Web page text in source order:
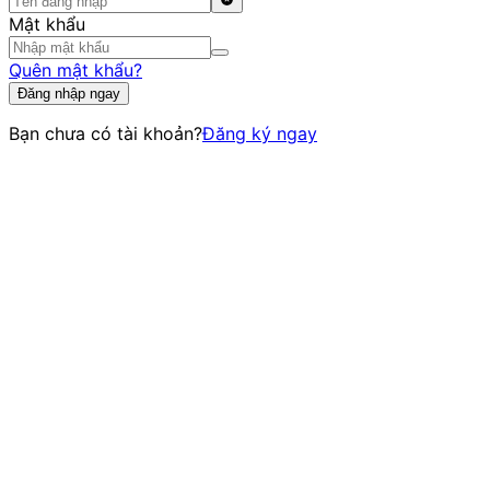
Mật khẩu
Quên mật khẩu?
Đăng nhập ngay
Bạn chưa có tài khoản?Đăng ký ngay